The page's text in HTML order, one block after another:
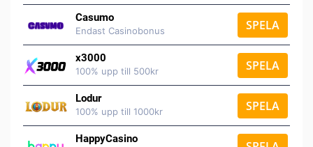
Casumo
Endast Casinobonus SPELA
x3000
100% upp till 500kr SPELA
Lodur
100% upp till 1000kr SPELA
HappyCasino